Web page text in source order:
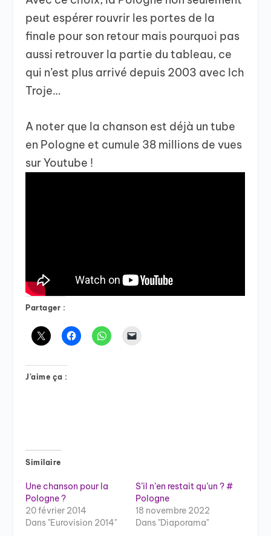
peut espérer rouvrir les portes de la
finale pour son retour mais pourquoi pas
aussi retrouver la partie du tableau, ce
qui n’est plus arrivé depuis 2003 avec Ich
Troje…
A noter que la chanson est déjà un tube
en Pologne et cumule 38 millions de vues
sur Youtube !
Partager :
J’aime ça :
Similaire
Une chanson pour la
Pologne ?
20 février 2014
Dans "Eurovision 2014"
S’il n’en restait qu’un ? #
Pologne
18 novembre 2022
Dans "Diaporama"